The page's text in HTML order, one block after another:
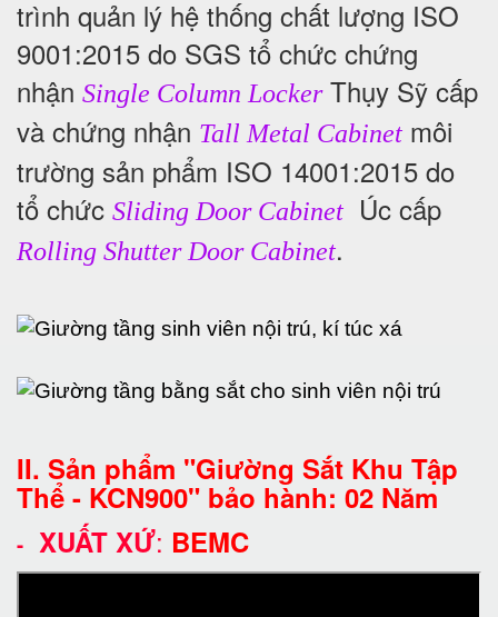
trình quản lý hệ thống chất lượng ISO
9001:2015 do SGS tổ chức chứng
nhận Single Column LockerThụy Sỹ cấp
và chứng nhận Tall Metal Cabinet môi
trường sản phẩm ISO 14001:2015 do
tổ chức Sliding Door Cabinet Úc cấp
Rolling Shutter Door Cabinet.
II. Sản phẩm "Giường Sắt Khu Tập
Thể - KCN900" bảo hành: 02 Năm
- XUẤT XỨ: BEMC